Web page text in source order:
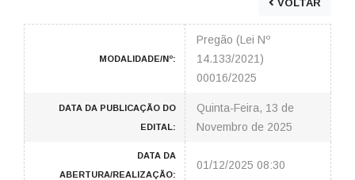
VOLTAR
MODALIDADE/Nº:
Pregão (Lei Nº
14.133/2021)
00016/2025
DATA DA PUBLICAÇÃO DO
EDITAL:
Quinta-Feira, 13 de
Novembro de 2025
DATA DA
ABERTURA/REALIZAÇÃO:
01/12/2025 08:30